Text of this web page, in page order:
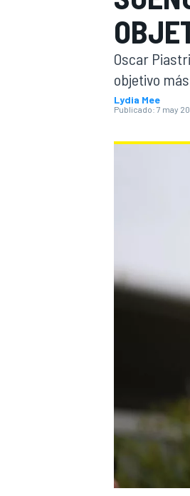
NASCAR CUP
Oscar
objetivo
Lydia Mee
Publicado: 7 may